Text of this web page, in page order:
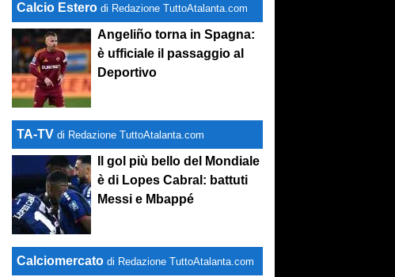
Calcio Estero di Redazione TuttoAtalanta.com
Angeliño torna in Spagna:
è ufficiale il passaggio al
Deportivo
TA-TVdi Redazione TuttoAtalanta.com
Il gol più bello del Mondiale
è di Lopes Cabral: battuti
Messi e Mbappé
Calciomercato di Redazione TuttoAtalanta.com